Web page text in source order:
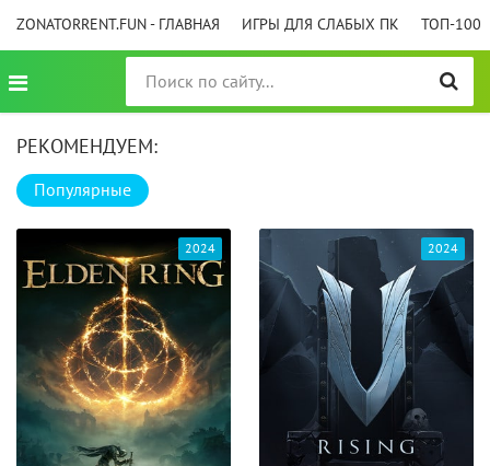
ZONATORRENT.FUN - ГЛАВНАЯ ИГРЫ ДЛЯ СЛАБЫХ ПК ТОП-100
РЕКОМЕНДУЕМ:
Популярные
2024 2024